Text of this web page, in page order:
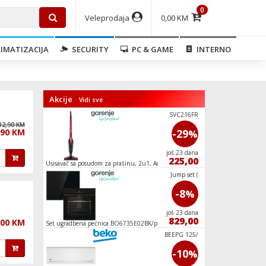
0,00 KM
0
Veleprodaja
SECURITY PC & GAME
INTERNO
KM
KM
KM
Akcije Vidi sve
-6%
još 23 dana
699,00
W,269,00
-21
Usisavač sa posudom za prašinu, 2u1, Accu
SVC216FR
-29%
još 23 dana
225,00
Set ugradbena pećnica BO6735E02BK/ploča
Jump set (
-8%
još 23 dana
829,00
BEEPG 125/
-10%